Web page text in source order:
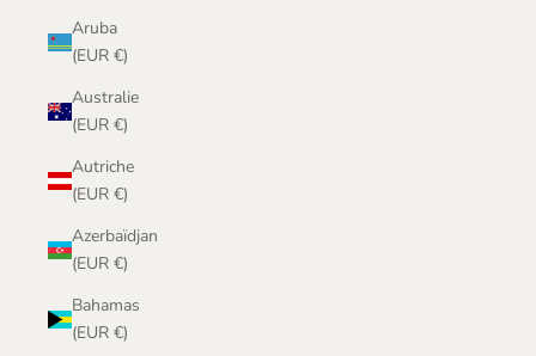
Aruba
(EUR €)
Australie
(EUR €)
Autriche
(EUR €)
Azerbaïdjan
(EUR €)
Bahamas
(EUR €)